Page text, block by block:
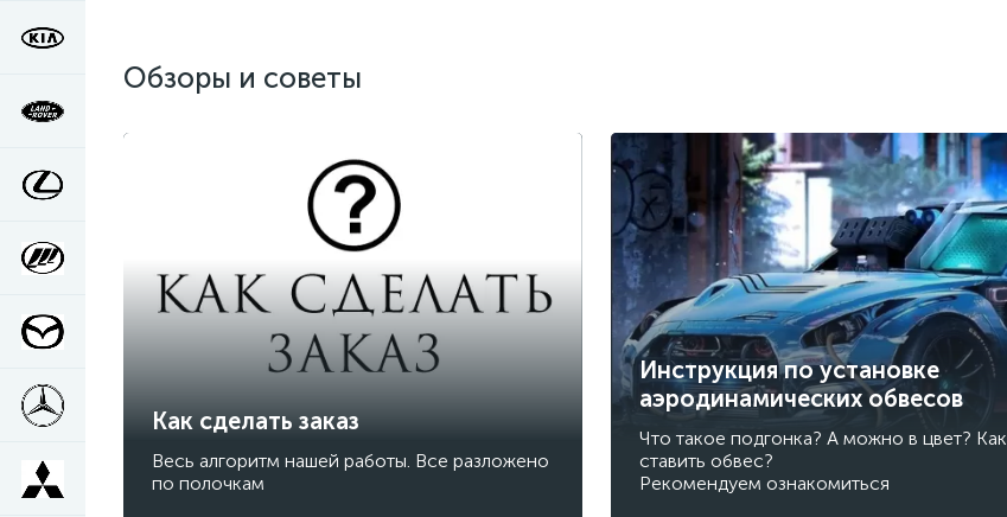
Обзоры и советы
Как сделать заказ
Весь алгоритм нашей работы. Все разложено
по полочкам
Инструкция по установке
аэродинамических обвесов
Что такое подгонка? А можно в цвет? Как
ставить обвес?
Рекомендуем ознакомиться